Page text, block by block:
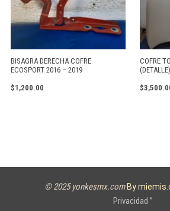
BISAGRA DERECHA COFRE
ECOSPORT 2016 – 2019
$1,200.00
COFRE
(DETALLE)
$
© 2025 yonkesmx.com By
Privacidad